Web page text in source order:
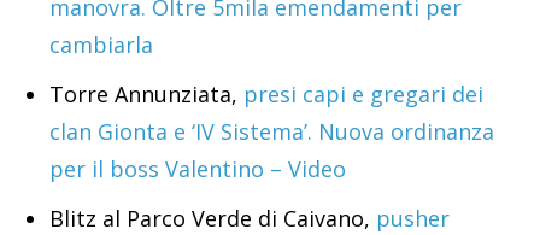
manovra. Oltre 5mila emendamenti per
cambiarla
Torre Annunziata, presi capi e gregari dei
clan Gionta e ‘IV Sistema’. Nuova ordinanza
per il boss Valentino – Video
Blitz al Parco Verde di Caivano, pusher